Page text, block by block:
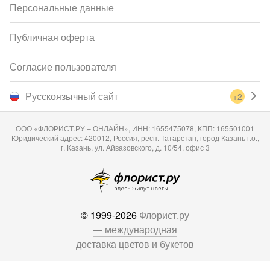
Русскоязычный сайт +2
Персональные данные
Публичная оферта
Согласие пользователя
ООО «ФЛОРИСТ.РУ – ОНЛАЙН», ИНН: 1655475078, КПП: 165501001
Юридический адрес: 420012, Россия, респ. Татарстан, город Казань г.о.,
г. Казань, ул. Айвазовского, д. 10/54, офис 3
© 1999-2026 Флорист.ру
— международная
доставка цветов и букетов